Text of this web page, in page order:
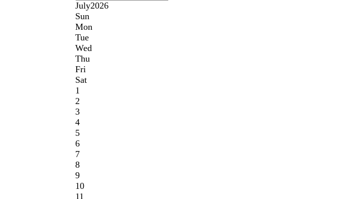
July2026
Sun
Mon
Tue
Wed
Thu
Fri
Sat
1
2
3
4
5
6
7
8
9
10
11